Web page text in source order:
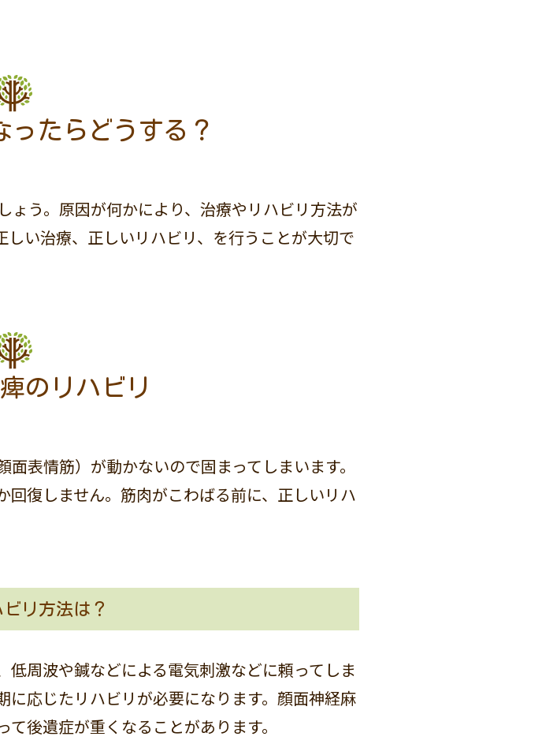
ったらどうする？
ょう。原因が何かにより、治療やリハビリ方法が
い治療、正しいリハビリ、を行うことが大切で
のリハビリ
表情筋）が動かないので固まってしまいます。
復しません。筋肉がこわばる前に、正しいリハ
リ方法は？
周波や鍼などによる電気刺激などに頼ってしま
応じたリハビリが必要になります。顔面神経麻
後遺症が重くなることがあります。